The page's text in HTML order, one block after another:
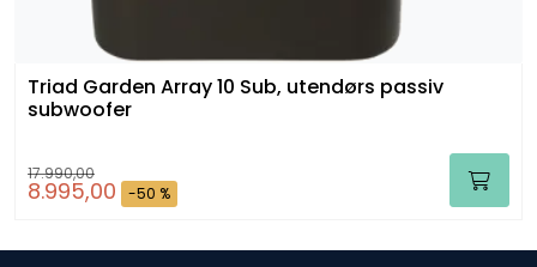
Triad Garden Array 10 Sub, utendørs passiv
subwoofer
17.990,00
8.995,00 -50 %